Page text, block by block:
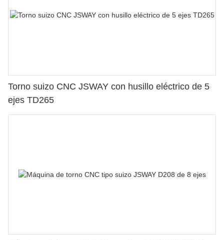
Torno suizo CNC JSWAY con husillo eléctrico de 5
ejes TD265